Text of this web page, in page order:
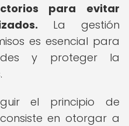
para evitar
La gestión
es esencial para
y proteger la
el principio de
en otorgar a